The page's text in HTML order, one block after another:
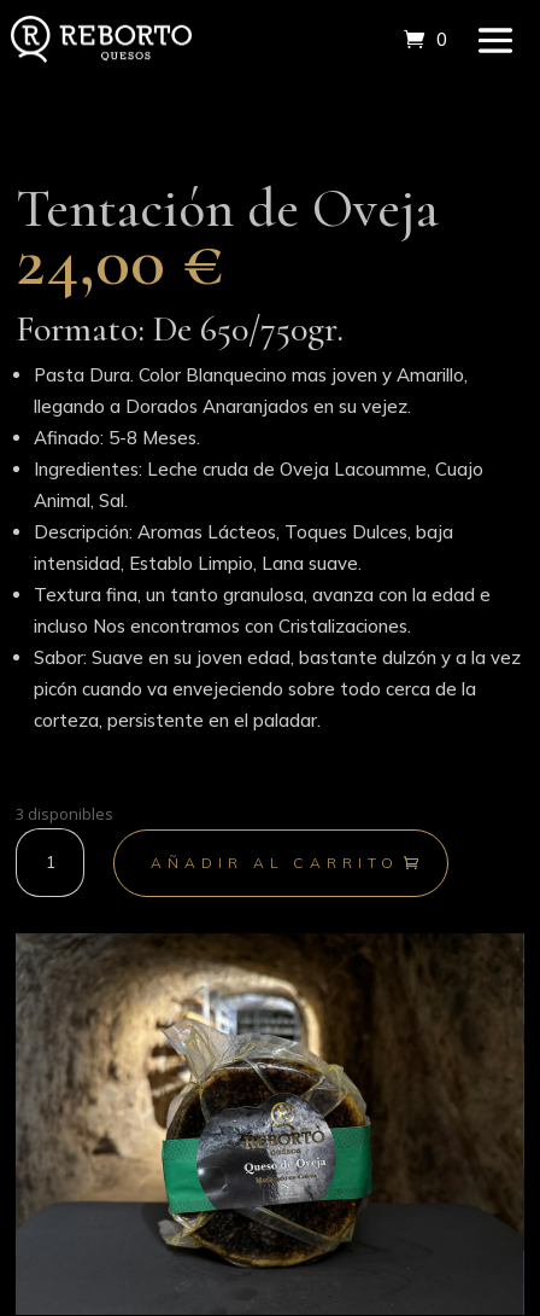
0
Tentación de Oveja
24,00 €
Formato: De 650/750gr.
Pasta Dura. Color Blanquecino mas joven y Amarillo,
llegando a Dorados Anaranjados en su vejez.
Afinado: 5-8 Meses.
Ingredientes: Leche cruda de Oveja Lacoumme, Cuajo
Animal, Sal.
Descripción: Aromas Lácteos, Toques Dulces, baja
intensidad, Establo Limpio, Lana suave.
Textura fina, un tanto granulosa, avanza con la edad e
incluso Nos encontramos con Cristalizaciones.
Sabor: Suave en su joven edad, bastante dulzón y a la vez
picón cuando va envejeciendo sobre todo cerca de la
corteza, persistente en el paladar.
3 disponibles
Tentación
de
Oveja
AÑADIR AL CARRITO